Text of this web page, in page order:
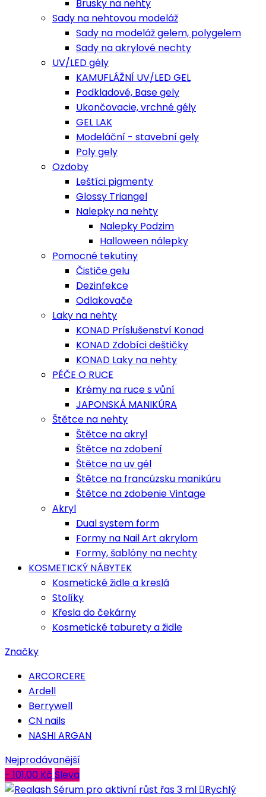
Brusky na nehty
Sady na nehtovou modeláž
Sady na modeláž gelem, polygelem
Sady na akrylové nechty
UV/LED gély
KAMUFLÁŽNÍ UV/LED GEL
Podkladové, Base gely
Ukončovacie, vrchné gély
GEL LAK
Modeláční - stavební gely
Poly gely
Ozdoby
Leštíci pigmenty
Glossy Triangel
Nalepky na nehty
Nalepky Podzim
Halloween nálepky
Pomocné tekutiny
Čističe gelu
Dezinfekce
Odlakovače
Laky na nehty
KONAD Príslušenství Konad
KONAD Zdobíci deštičky
KONAD Laky na nehty
PÉČE O RUCE
Krémy na ruce s vůní
JAPONSKÁ MANIKÚRA
Štětce na nehty
Štětce na akryl
Štětce na zdobení
Štětce na uv gél
Štětce na francúzsku manikúru
Štětce na zdobenie Vintage
Akryl
Dual system form
Formy na Nail Art akrylom
Formy, šablóny na nechty
KOSMETICKÝ NÁBYTEK
Kosmetické židle a kreslá
Stolíky
Křesla do čekárny
Kosmetické taburety a židle
Značky
ARCORCERE
Ardell
Berrywell
CN nails
NASHI ARGAN
Nejprodávanější
- 101,00 Kč Sleva
Rychlý